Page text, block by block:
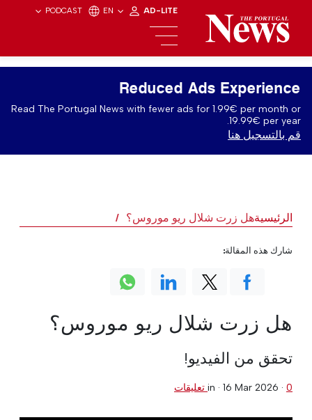
PODCAST EN AD-LITE
Reduced Ads Experience
Read The Portugal News with fewer ads for 1.99€ per month or
19.99€ per year.
قم بالتسجيل هنا
الرئيسيةهل زرت شلال ريو موروس؟
هل زرت شلال ريو موروس؟
تحقق من الفيديو!
in · 16 Mar 2026 · 0 تعليقات
شارك هذه المقالة: